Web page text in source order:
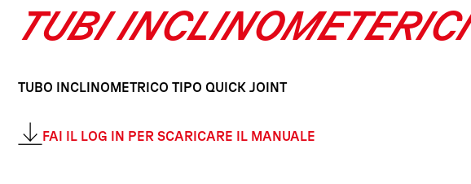
TUBI INCLINOMETERICI
TUBO INCLINOMETRICO TIPO QUICK JOINT
FAI IL LOG IN PER SCARICARE IL MANUALE